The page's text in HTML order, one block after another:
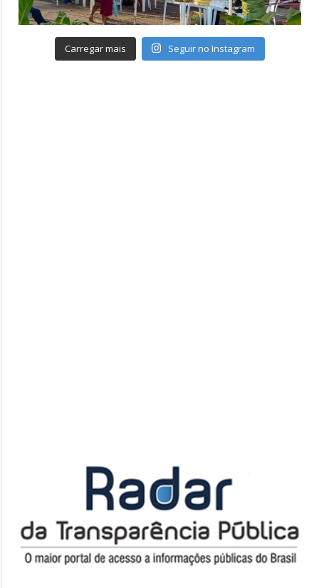
Carregar mais Seguir no Instagram